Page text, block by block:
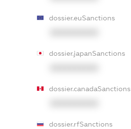
dossier.euSanctions
dossier.japanSanctions
dossier.canadaSanctions
dossier.rfSanctions